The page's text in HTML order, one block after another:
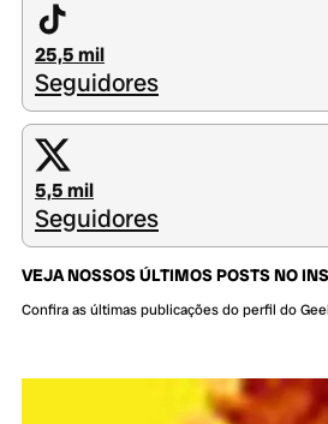
25,5 mil
Seguidores
5,5 mil
Seguidores
VEJA NOSSOS ÚLTIMOS POSTS NO
Confira as últimas publicações do perfil do